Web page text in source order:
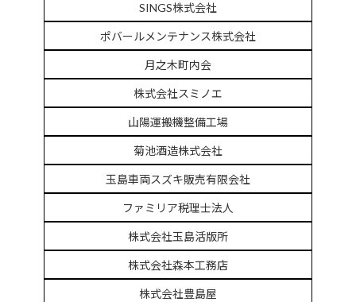
SINGS株式会社
ポバールメンテナンス株式会社
月之木町内会
株式会社スミノエ
山陽運搬機整備工場
菊池酒造株式会社
玉島車両スズキ販売有限会社
ファミリア税理士法人
株式会社玉島活版所
株式会社森本工務店
株式会社豊島屋